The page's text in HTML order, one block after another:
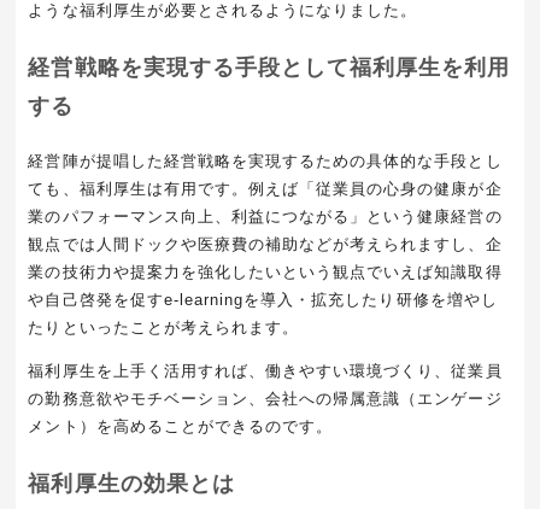
ような福利厚生が必要とされるようになりました。
経営戦略を実現する手段として福利厚生を利用
する
経営陣が提唱した経営戦略を実現するための具体的な手段とし
ても、福利厚生は有用です。例えば「従業員の心身の健康が企
業のパフォーマンス向上、利益につながる」という健康経営の
観点では人間ドックや医療費の補助などが考えられますし、企
業の技術力や提案力を強化したいという観点でいえば知識取得
や自己啓発を促すe-learningを導入・拡充したり研修を増やし
たりといったことが考えられます。
福利厚生を上手く活用すれば、働きやすい環境づくり、従業員
の勤務意欲やモチベーション、会社への帰属意識（エンゲージ
メント）を高めることができるのです。
福利厚生の効果とは